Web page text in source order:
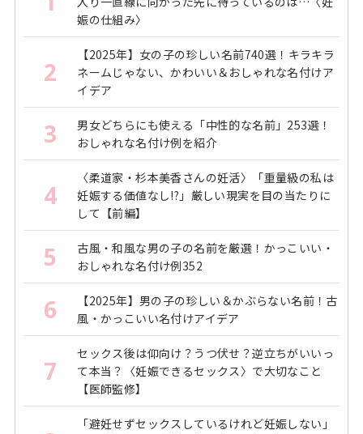
娠の仕組み〉
2
【2025年】女の子の珍しい名前740選！キラキラ
ネームじゃない、かわいい＆おしゃれな名付けア
イデア
3
男女どちらにも使える「中性的な名前」253選！
おしゃれな名付け例を紹介
4
〈柔道家・杉本美香さんの妊活〉「重量級の私は
妊娠する価値なし!?」厳しい現実を目の当たりに
して【前編】
5
古風・和風な男の子の名前を厳選！かっこいい・
おしゃれな名付け例352
6
【2025年】男の子の珍しい＆かぶらない名前！古
風・かっこいい名付けアイデア
7
セックス後は仰向け？うつ伏せ？逆立ちがいいっ
て本当？〈妊娠できるセックス〉で大切なこと
【医師監修】
「避妊せずセックスしているけれど妊娠しない」